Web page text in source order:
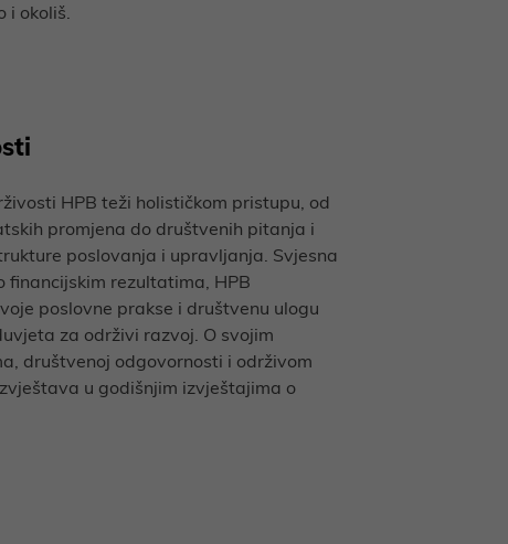
i okoliš.
HPB teži holističkom pristupu, od
promjena do društvenih pitanja i
poslovanja i upravljanja. Svjesna
financijskim rezultatima, HPB
poslovne prakse i društvenu ulogu
za održivi razvoj. O svojim
društvenoj odgovornosti i održivom
u godišnjim izvještajima o